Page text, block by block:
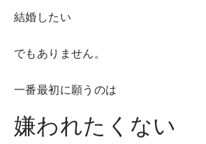
結婚したい
でもありません。
一番最初に願うのは
嫌われたくない